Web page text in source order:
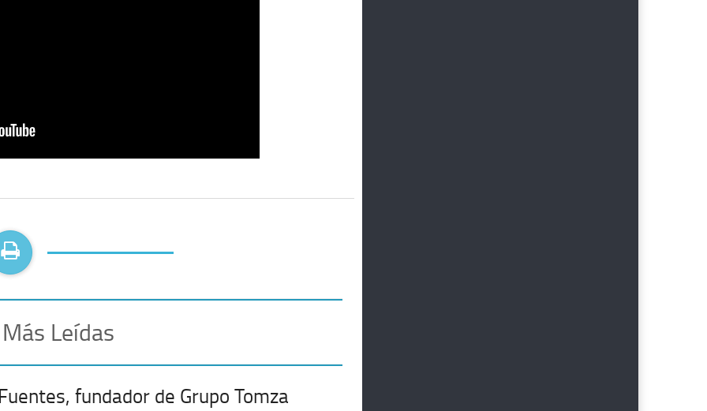
Leídas
fundador de Grupo Tomza